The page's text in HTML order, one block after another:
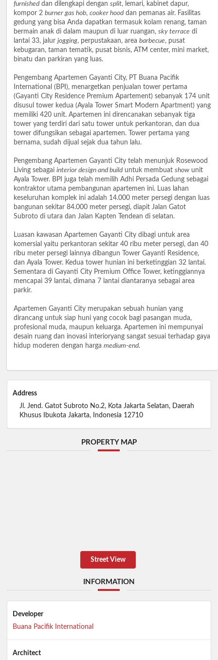
furnished dan dilengkapi dengan split, lemari, kabinet dapur,
kompor 2 burner gas hob, cooker hood dan pemanas air. Fasilitas
gedung yang bisa Anda dapatkan termasuk kolam renang, taman
bermain anak di dalam maupun di luar ruangan, sky terrace di
lantai 33, jalur jogging, perpustakaan, area barbecue, pusat
kebugaran, taman tematik, pusat bisnis, ATM center, mini market,
binatu dan parkiran yang luas.
Pengembang Apartemen Gayanti City, PT Buana Pacifik
International (BPI), menargetkan penjualan tower pertama
(Gayanti City Residence Premium Apartement) sebanyak 174 unit
disusul tower kedua (Ayala Tower Smart Modern Apartment) yang
memiliki 420 unit. Apartemen ini direncanakan sebanyak tiga
tower yang terdiri dari satu tower untuk perkantoran, dan dua
tower difungsikan sebagai apartemen. Tower pertama yang
bernama, sudah dijual sejak dua tahun lalu.
Pengembang Apartemen Gayanti City telah menunjuk Rosewood
Living sebagai interior design and build untuk membuat show unit
Ayala Tower. BPI juga telah memilih Adhi Persada Gedung sebagai
kontraktor utama pembangunan apartemen ini. Luas lahan
keseluruhan komplek ini adalah 14.000 meter persegi dengan luas
bangunan sekitar 84.000 meter persegi, diapit Jalan Gatot
Subroto di utara dan Jalan Kapten Tendean di selatan.
Luasan kawasan Apartemen Gayanti City dibagi untuk area
komersial yaitu perkantoran sekitar 40 ribu meter persegi, dan 40
ribu meter persegi lainnya dibangun Tower Gayanti Residence,
dan Ayala Tower. Kedua tower hunian ini berketinggian 32 lantai.
Sementara di Gayanti City Premium Office Tower, ketinggiannya
mencapai 39 lantai, dimana 7 lantai diantaranya sebagai area
parkir.
Apartemen Gayanti City merupakan sebuah hunian yang
dirancang untuk siap huni yang cocok bagi pasangan muda,
profesional muda, maupun keluarga. Apartemen ini mempunyai
desain ruang dan inovasi interioryang sangat sesuai terhadap gaya
hidup moderen dengan harga medium-end.
Address
Jl. Jend. Gatot Subroto No.2, Kota Jakarta Selatan, Daerah
Khusus Ibukota Jakarta, Indonesia 12710
PROPERTY MAP
Street View
INFORMATION
Developer
Buana Pacifik International
Architect